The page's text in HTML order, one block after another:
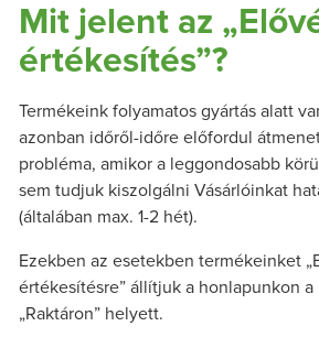
Mit jelent az
értékesítés”?
Termékeink folyamatos gyártás alatt
azonban időről-időre előfordul
probléma, amikor a leggondosabb
sem tudjuk kiszolgálni Vásárlóinkat
(általában max. 1-2 hét).
Ezekben az esetekben termékeinket
értékesítésre” állítjuk a honlapunkon
„Raktáron” helyett.